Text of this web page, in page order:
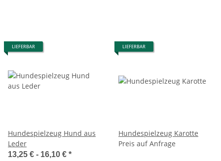
LIEFERBAR
Hundespielzeug Hund aus
Leder
13,25 € - 16,10 € *
LIEFERBAR
Hundespielzeug Karotte
Preis auf Anfrage